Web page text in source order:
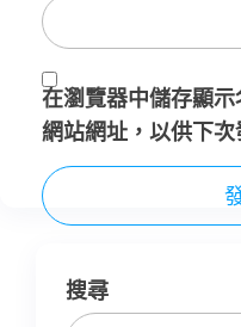
在瀏覽器中儲存顯
網站網址，以供下次
搜尋